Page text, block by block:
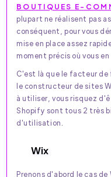
BOUTIQUES E-
plupart ne réalisent pas
conséquent, pour vous
mise en place assez
moment précis où vous
C'est là que le facteur
le constructeur de sites
à utiliser, vous risquez
Shopify sont tous 2 très
d'utilisation.
Wix
Prenons d'abord le cas